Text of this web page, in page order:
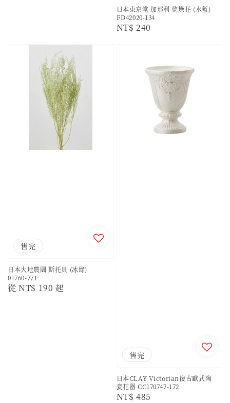
日本東京堂 加那利 乾燥花 (水藍)
FD42020-134
Regular
NT$ 240
售完
日本大地農園 斯托貝 (冰綠)
01760-771
Regular
從NT$ 190 起
售完
日本CLAY Victorian復古歐式陶
瓷花器 CC170747-172
Regular
NT$ 485